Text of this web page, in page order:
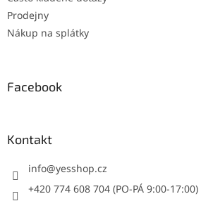
Prodejny
Nákup na splátky
Facebook
Kontakt
info@yesshop.cz
+420 774 608 704 (PO-PÁ 9:00-17:00)